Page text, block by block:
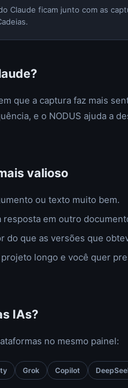
Claude ficam junto com as
que a captura faz mais
e o NODUS ajuda a
valioso
ou texto muito bem.
em outro
do que as versões que
longo e você quer
IAs?
no mesmo painel:
Grok Copilot